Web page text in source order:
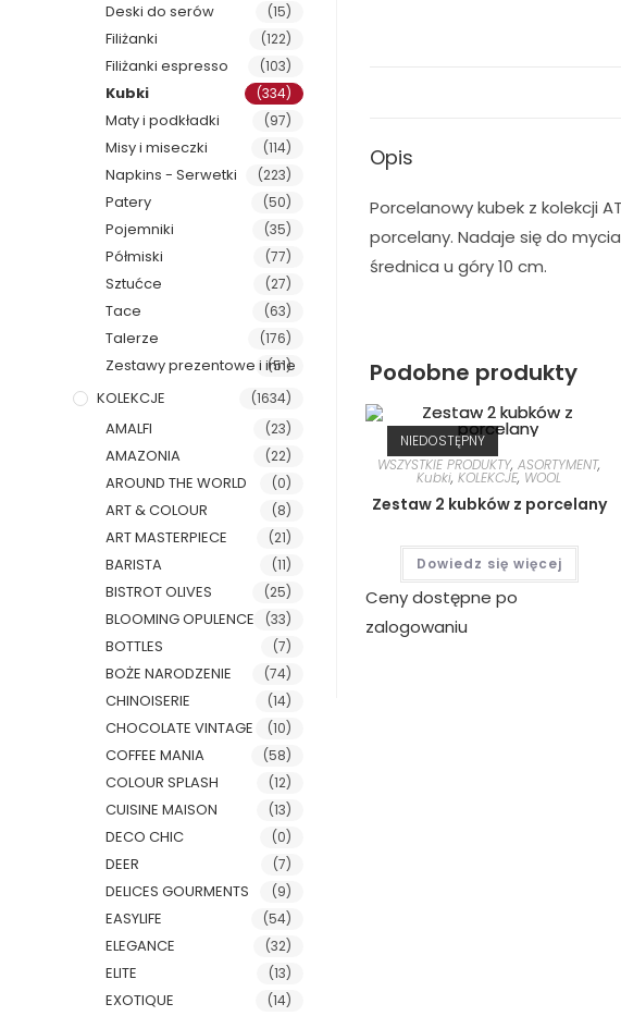
Opis
Porcelanowy kubek z kolekcji
porcelany. Nadaje się do
średnica u góry 10 cm.
Podobne produkty
NIEDOSTĘPNY
WSZYSTKIE PRODUKTY,ASORTYMENT,
Kubki,KOLEKCJE, WOOL
Zestaw 2 kubków z porcelany
Dowiedz się więcej
Ceny dostępne po
zalogowaniu
Deski do serów (15)
Filiżanki (122)
Filiżanki espresso (103)
Kubki (334)
Maty i podkładki (97)
Misy i miseczki (114)
Napkins - Serwetki (223)
Patery (50)
Pojemniki (35)
Półmiski (77)
Sztućce (27)
Tace (63)
Talerze (176)
Zestawy prezentowe i inne
(51)
KOLEKCJE (1634)
AMALFI (23)
AMAZONIA (22)
AROUND THE WORLD (0)
ART & COLOUR (8)
ART MASTERPIECE (21)
BARISTA (11)
BISTROT OLIVES (25)
BLOOMING OPULENCE (33)
BOTTLES (7)
BOŻE NARODZENIE (74)
CHINOISERIE (14)
CHOCOLATE VINTAGE (10)
COFFEE MANIA (58)
COLOUR SPLASH (12)
CUISINE MAISON (13)
DECO CHIC (0)
DEER (7)
DELICES GOURMENTS (9)
EASYLIFE (54)
ELEGANCE (32)
ELITE (13)
EXOTIQUE (14)